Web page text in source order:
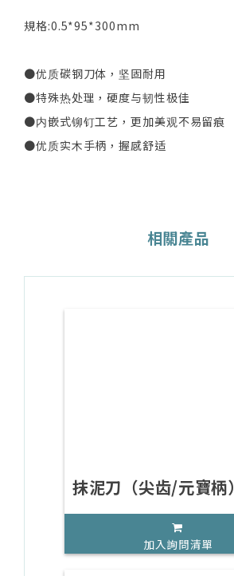
規格:0.5*95*300mm
●优质碳钢刀体，坚固耐用
●特殊热处理，硬度与韧性极佳
●内嵌式铆钉工艺，更加美观不易留痕
●优质实木手柄，握感舒适
相關產品
抹泥刀（尖齿/元寶柄）
加入詢問清單